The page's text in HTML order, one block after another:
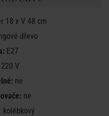
18 x V 48 cm
dřevo
E27
220 V
ne
ne
: kolébkový